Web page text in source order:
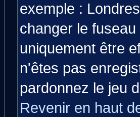
exemple :
changer le
uniquement être
n'êtes pas
pardonnez le jeu
Revenir en haut